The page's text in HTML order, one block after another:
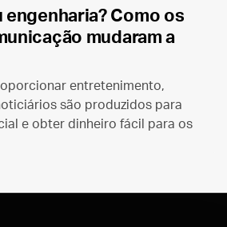
engenharia? Como os
mudaram a
entretenimento,
são produzidos para
e obter dinheiro fácil para os